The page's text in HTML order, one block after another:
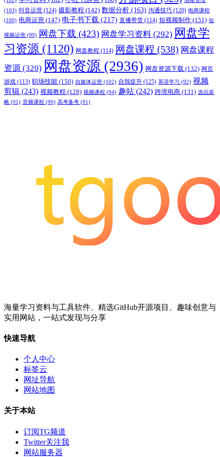
(103) 抖音运营 (124) 摄影教程 (142) 数据分析 (163) 沟通技巧 (120) 电商课程
(100) 电商运营 (147) 电子书下载 (217) 直播带货 (114) 短视频制作 (151) 短
视频运营 (99) 网盘下载 (423) 网盘学习资料 (292) 网盘学
习资源 (1120) 网盘教程 (114) 网盘课程 (538) 网盘课程
资源 (320) 网盘资源 (2936) 网盘资源下载 (132) 网页
游戏 (113) 职场技能 (150) 自媒体运营 (102) 自我提升 (125) 英语学习 (92) 视频
剪辑 (243) 视频教程 (128) 视频课程 (94) 趣站 (242) 跨境电商 (131) 选品策
略 (91) 音频课程 (90) 高考备考 (91)
海量学习资料与工具软件、精选GitHub开源项目、趣味创意与
实用网站，一站式发现与分享
快速导航
个人中心
标签云
网址导航
网站地图
关于本站
订阅TG频道
Twitter关注我
网站服务器